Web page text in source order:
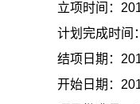
立项时间：
计划完成时间：
结项日期：
开始日期：